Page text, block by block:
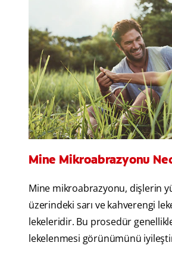
Mine Mikroabrazyonu
Mine mikroabrazyonu, dişlerin
üzerindeki sarı ve kahverengi
lekeleridir. Bu prosedür
lekelenmesi görünümünü